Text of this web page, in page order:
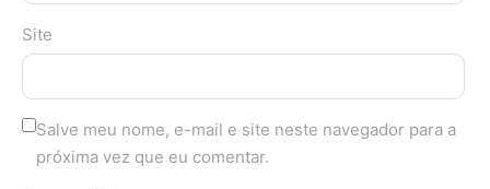
Site
Salve meu nome, e-mail e site neste navegador para a
próxima vez que eu comentar.